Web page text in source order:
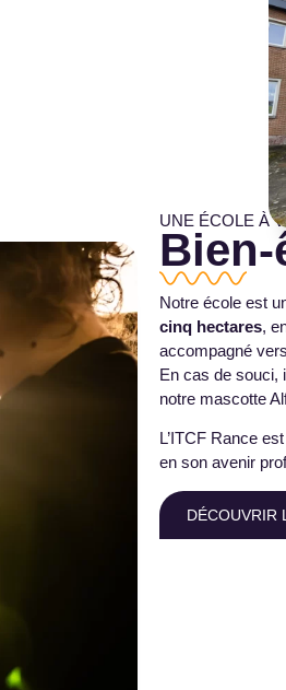
UNE ÉCOLE À
Notre école est
cinq hectares,
accompagné
En cas de souci,
notre mascotte
L’ITCF Rance
en son avenir
DÉCOUVRIR